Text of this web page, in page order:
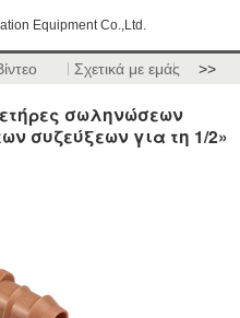
Equipment Co.,Ltd.
Σχετικά με εμάς >>
σωληνώσεων
συζεύξεων για τη 1/2»